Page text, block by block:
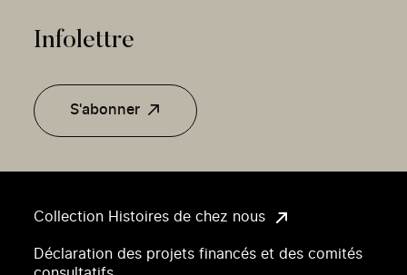
Collection Histoires de chez nous
Déclaration des projets financés et des comités
Infolettre
S'abonner